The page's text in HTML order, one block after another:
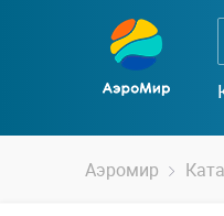
Аэромир